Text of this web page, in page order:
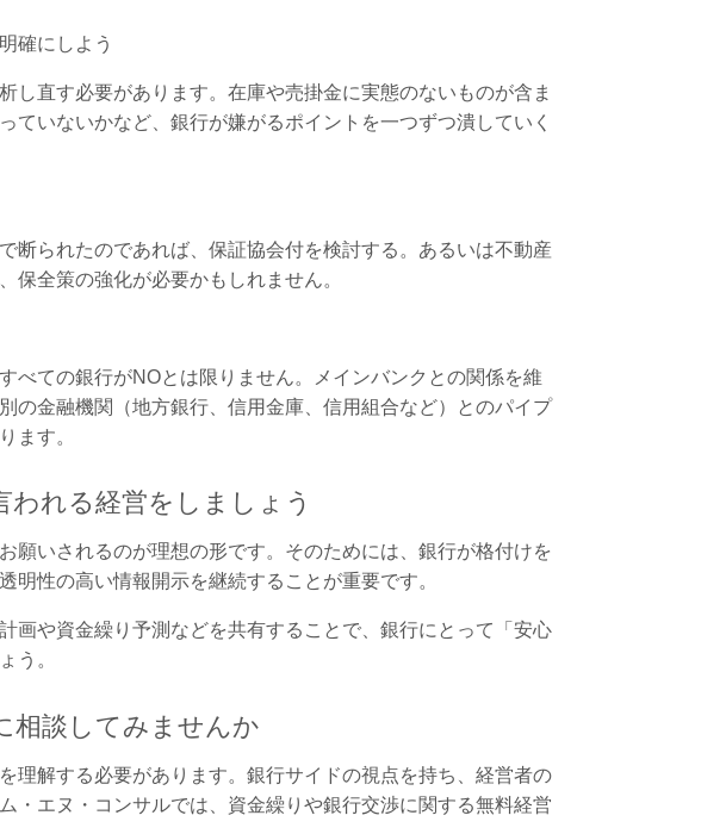
確にしよう
し直す必要があります。在庫や売掛金に実態のないものが含ま
ていないかなど、銀行が嫌がるポイントを一つずつ潰していく
断られたのであれば、保証協会付を検討する。あるいは不動産
保全策の強化が必要かもしれません。
べての銀行がNOとは限りません。メインバンクとの関係を維
の金融機関（地方銀行、信用金庫、信用組合など）とのパイプ
ます。
われる経営をしましょう
願いされるのが理想の形です。そのためには、銀行が格付けを
明性の高い情報開示を継続することが重要です。
画や資金繰り予測などを共有することで、銀行にとって「安心
う。
相談してみませんか
理解する必要があります。銀行サイドの視点を持ち、経営者の
・エヌ・コンサルでは、資金繰りや銀行交渉に関する無料経営